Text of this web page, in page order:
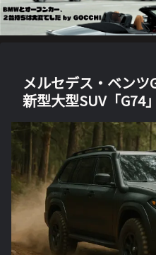
メルセデス・ベンツ
新型大型SUV「G74